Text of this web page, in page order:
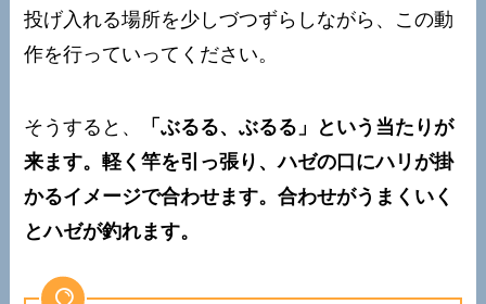
投げ入れる場所を少しづつずらしながら、この動
作を行っていってください。
そうすると、
「ぶるる、ぶるる」という当たりが
来ます。軽く竿を引っ張り、ハゼの口にハリが掛
かるイメージで合わせます。合わせがうまくいく
とハゼが釣れます。